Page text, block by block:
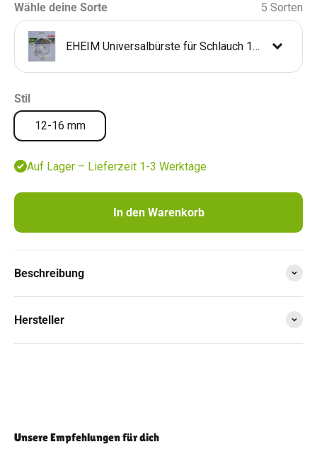
Wähle deine Sorte 5 Sorten
EHEIM Universalbürste für Schlauch 12/16 mm
EHEIM Bodengrund-Reinigungsset 4002510
EHEIM Mulmglocke
EHEIM Schlammabsauger 64,99 €
Stil
12-16 mm
Auf Lager – Lieferzeit 1-3 Werktage
In den Warenkorb
Beschreibung
Hersteller
Unsere Empfehlungen für dich